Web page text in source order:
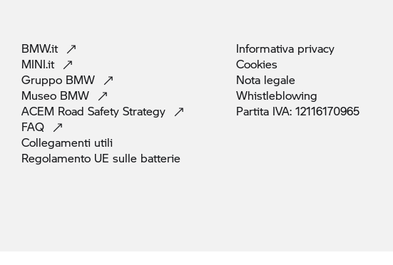
BMW.it
MINI.it
Gruppo BMW
Museo BMW
ACEM Road Safety Strategy
FAQ
Collegamenti utili
Regolamento UE sulle batterie
Informativa privacy
Cookies
Nota legale
Whistleblowing
Partita IVA: 12116170965